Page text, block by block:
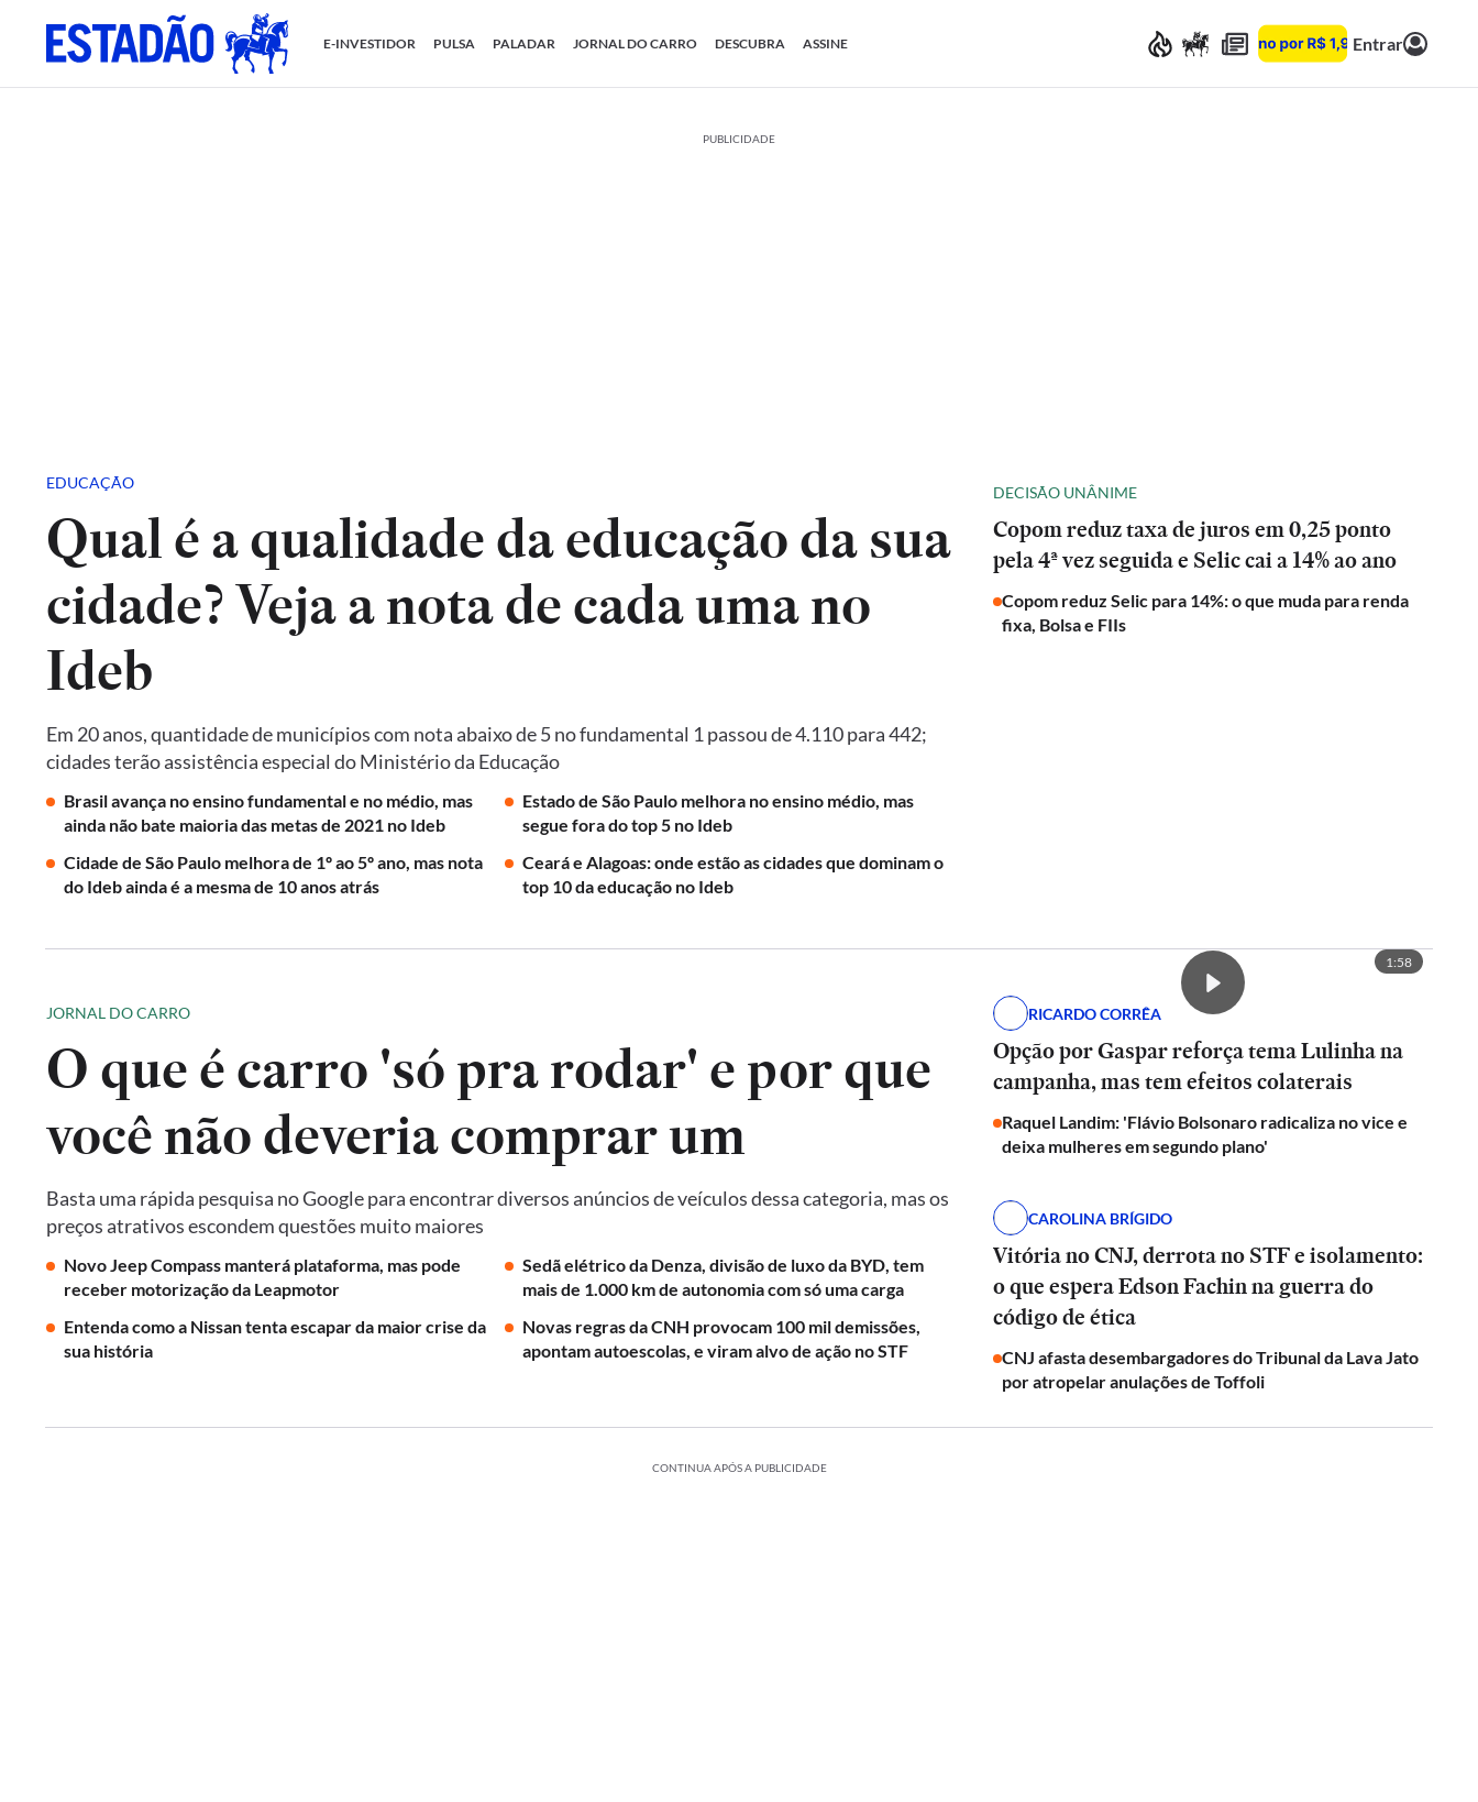
E-INVESTIDOR PULSA PALADAR JORNAL DO CARRO DESCUBRA ASSINE Entrar
PUBLICIDADE
EDUCAÇÃO
Qual é a qualidade da educação da sua
cidade? Veja a nota de cada uma no
Ideb
Em 20 anos, quantidade de municípios com nota abaixo de 5 no fundamental 1 passou de 4.110 para 442;
cidades terão assistência especial do Ministério da Educação
Brasil avança no ensino fundamental e no médio, mas
ainda não bate maioria das metas de 2021 no Ideb
Estado de São Paulo melhora no ensino médio, mas
segue fora do top 5 no Ideb
Cidade de São Paulo melhora de 1º ao 5º ano, mas nota
do Ideb ainda é a mesma de 10 anos atrás
Ceará e Alagoas: onde estão as cidades que dominam o
top 10 da educação no Ideb
DECISÃO UNÂNIME
Copom reduz taxa de juros em 0,25 ponto
pela 4ª vez seguida e Selic cai a 14% ao ano
Copom reduz Selic para 14%: o que muda para renda
fixa, Bolsa e FIIs
JORNAL DO CARRO
O que é carro 'só pra rodar' e por que
você não deveria comprar um
Basta uma rápida pesquisa no Google para encontrar diversos anúncios de veículos dessa categoria, mas os
preços atrativos escondem questões muito maiores
Novo Jeep Compass manterá plataforma, mas pode
receber motorização da Leapmotor
Sedã elétrico da Denza, divisão de luxo da BYD, tem
mais de 1.000 km de autonomia com só uma carga
Entenda como a Nissan tenta escapar da maior crise da
sua história
Novas regras da CNH provocam 100 mil demissões,
apontam autoescolas, e viram alvo de ação no STF
1:58
RICARDO CORRÊA
Opção por Gaspar reforça tema Lulinha na
campanha, mas tem efeitos colaterais
Raquel Landim: 'Flávio Bolsonaro radicaliza no vice e
deixa mulheres em segundo plano'
CAROLINA BRÍGIDO
Vitória no CNJ, derrota no STF e isolamento:
o que espera Edson Fachin na guerra do
código de ética
CNJ afasta desembargadores do Tribunal da Lava Jato
por atropelar anulações de Toffoli
CONTINUA APÓS A PUBLICIDADE